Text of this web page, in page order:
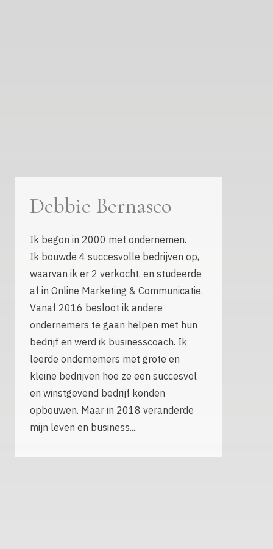
Debbie Bernasco
Ik begon in 2000 met ondernemen.
Ik bouwde 4 succesvolle bedrijven op,
waarvan ik er 2 verkocht, en studeerde
af in Online Marketing & Communicatie.
Vanaf 2016 besloot ik andere
ondernemers te gaan helpen met hun
bedrijf en werd ik businesscoach. Ik
leerde ondernemers met grote en
kleine bedrijven hoe ze een succesvol
en winstgevend bedrijf konden
opbouwen. Maar in 2018 veranderde
mijn leven en business....